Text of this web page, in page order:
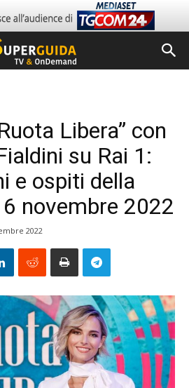
Libera” con
su Rai 1:
e ospiti della
novembre 2022
2022